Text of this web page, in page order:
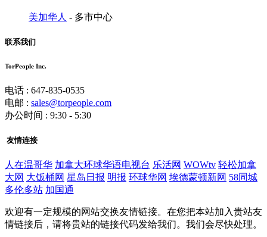
美加华人 - 多市中心
联系我们
TorPeople Inc.
电话 : 647-835-0535
电邮 : sales@torpeople.com
办公时间 : 9:30 - 5:30
友情连接
人在温哥华 加拿大环球华语电视台 乐活网 WOWtv 轻松加拿
大网 大饭桶网 星岛日报 明报 环球华网 埃德蒙顿新网 58同城
多伦多站 加国通
欢迎有一定规模的网站交换友情链接。在您把本站加入贵站友
情链接后，请将贵站的链接代码发给我们。我们会尽快处理。